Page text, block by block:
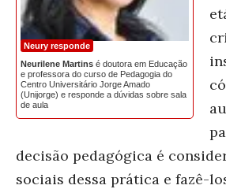
Neury responde
Neurilene Martins é doutora em Educação
e professora do curso de Pedagogia do
Centro Universitário Jorge Amado
(Unijorge) e responde a dúvidas sobre sala
de aula
decisão pedagógica é
sociais dessa prática e fazê-